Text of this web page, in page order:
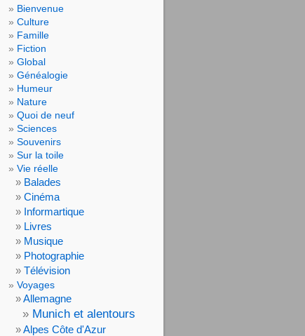
Bienvenue
Culture
Famille
Fiction
Global
Généalogie
Humeur
Nature
Quoi de neuf
Sciences
Souvenirs
Sur la toile
Vie réelle
Balades
Cinéma
Informartique
Livres
Musique
Photographie
Télévision
Voyages
Allemagne
Munich et alentours
Alpes Côte d'Azur